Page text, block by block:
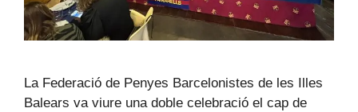
La Federació de Penyes Barcelonistes de les Illes
Balears va viure una doble celebració el cap de